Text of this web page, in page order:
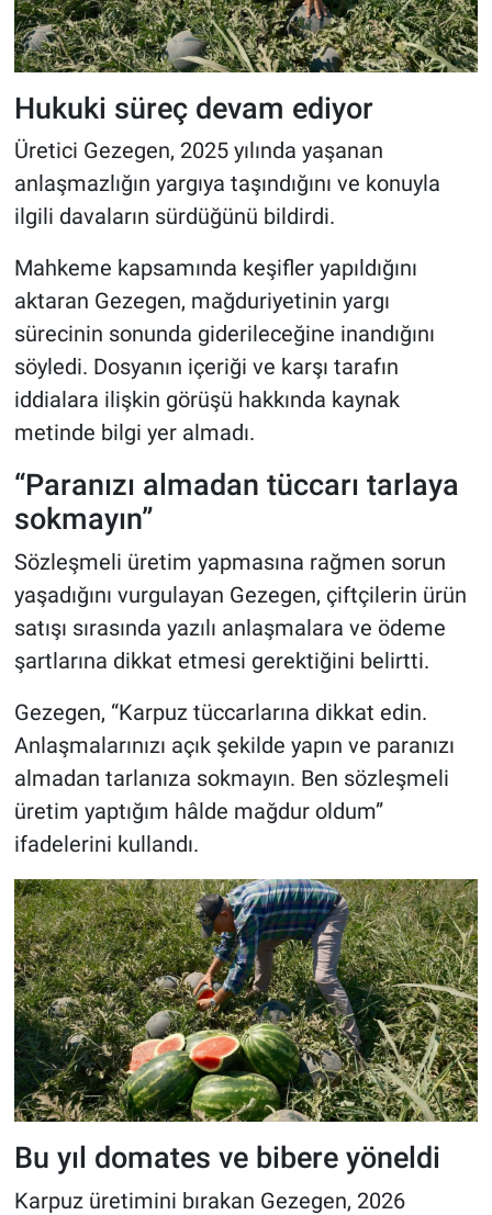
Hukuki süreç devam ediyor
Üretici Gezegen, 2025 yılında yaşanan
anlaşmazlığın yargıya taşındığını ve konuyla
ilgili davaların sürdüğünü bildirdi.
Mahkeme kapsamında keşifler yapıldığını
aktaran Gezegen, mağduriyetinin yargı
sürecinin sonunda giderileceğine inandığını
söyledi. Dosyanın içeriği ve karşı tarafın
iddialara ilişkin görüşü hakkında kaynak
metinde bilgi yer almadı.
“Paranızı almadan tüccarı tarlaya
sokmayın”
Sözleşmeli üretim yapmasına rağmen sorun
yaşadığını vurgulayan Gezegen, çiftçilerin ürün
satışı sırasında yazılı anlaşmalara ve ödeme
şartlarına dikkat etmesi gerektiğini belirtti.
Gezegen, “Karpuz tüccarlarına dikkat edin.
Anlaşmalarınızı açık şekilde yapın ve paranızı
almadan tarlanıza sokmayın. Ben sözleşmeli
üretim yaptığım hâlde mağdur oldum”
ifadelerini kullandı.
Bu yıl domates ve bibere yöneldi
Karpuz üretimini bırakan Gezegen, 2026